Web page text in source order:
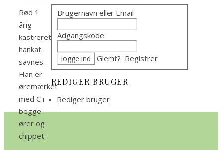
Rød 1
årig
kastreret
hankat
savnes.
Han er
øremærket
med C i
begge
ører og
chippet.
Brugernavn eller Email
Adgangskode
Glemt? Registrer
REDIGER BRUGER
Rediger bruger